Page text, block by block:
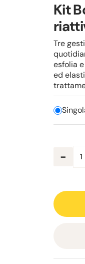
Kit
Tre
esfolia
ed
-